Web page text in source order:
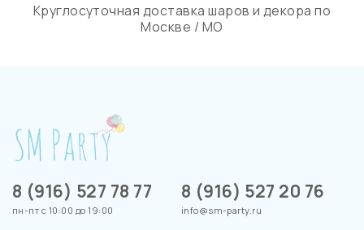
Круглосуточная доставка шаров и декора по
Москве / МО
8 (916) 527 78 77
пн-пт с 10:00 до 19:00
8 (916) 527 20 76
info@sm-party.ru